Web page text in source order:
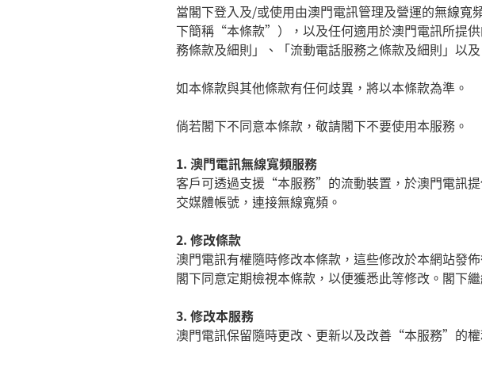
當閣下登入及/或使用由澳門電訊管理及營運的無線寬
下簡稱 “本條款” ），以及任何適用於澳門電訊所提
務條款及細則」、「流動電話服務之條款及細則」以
如本條款與其他條款有任何歧異，將以本條款為準。
倘若閣下不同意本條款，敬請閣下不要使用本服務。
1. 澳門電訊無線寬頻服務
客戶可透過支援 “本服務” 的流動裝置，於澳門電訊
交媒體帳號，連接無線寬頻。
2. 修改條款
澳門電訊有權隨時修改本條款，這些修改於本網站發
閣下同意定期檢視本條款，以便獲悉此等修改。閣下
3. 修改本服務
澳門電訊保留隨時更改、更新以及改善 “本服務” 的